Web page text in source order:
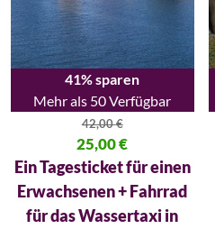
41% sparen
Mehr als 50 Verfügbar
42,00€
Ursprünglicher Preis war: 42,00 €
25,00€
Aktueller Preis ist: 25,00 €.
Ein Tagesticket für einen
Erwachsenen + Fahrrad
für das Wassertaxi in